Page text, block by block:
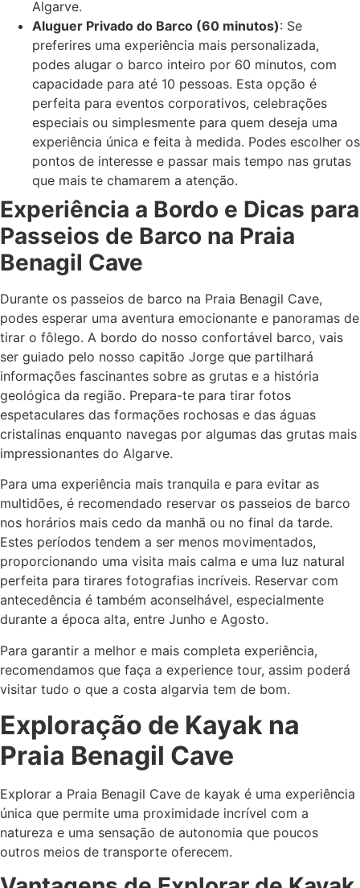
Algarve.
Aluguer Privado do Barco (60 minutos): Se
preferires uma experiência mais personalizada,
podes alugar o barco inteiro por 60 minutos, com
capacidade para até 10 pessoas. Esta opção é
perfeita para eventos corporativos, celebrações
especiais ou simplesmente para quem deseja uma
experiência única e feita à medida. Podes escolher os
pontos de interesse e passar mais tempo nas grutas
que mais te chamarem a atenção.
Experiência a Bordo e Dicas para
Passeios de Barco na Praia
Benagil Cave
Durante os passeios de barco na Praia Benagil Cave,
podes esperar uma aventura emocionante e panoramas de
tirar o fôlego. A bordo do nosso confortável barco, vais
ser guiado pelo nosso capitão Jorge que partilhará
informações fascinantes sobre as grutas e a história
geológica da região. Prepara-te para tirar fotos
espetaculares das formações rochosas e das águas
cristalinas enquanto navegas por algumas das grutas mais
impressionantes do Algarve.
Para uma experiência mais tranquila e para evitar as
multidões, é recomendado reservar os passeios de barco
nos horários mais cedo da manhã ou no final da tarde.
Estes períodos tendem a ser menos movimentados,
proporcionando uma visita mais calma e uma luz natural
perfeita para tirares fotografias incríveis. Reservar com
antecedência é também aconselhável, especialmente
durante a época alta, entre Junho e Agosto.
Para garantir a melhor e mais completa experiência,
recomendamos que faça a experience tour, assim poderá
visitar tudo o que a costa algarvia tem de bom.
Exploração de Kayak na
Praia Benagil Cave
Explorar a Praia Benagil Cave de kayak é uma experiência
única que permite uma proximidade incrível com a
natureza e uma sensação de autonomia que poucos
outros meios de transporte oferecem.